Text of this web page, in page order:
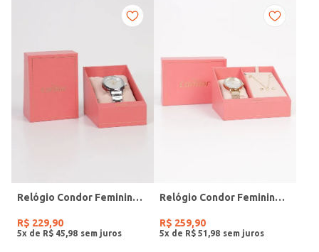
Relógio Condor Feminino PRATA
R$ 229,90
5x de R$ 45 98
Relógio Condor Feminino DOURADO
R$ 259,90
5x de R$ 51 98